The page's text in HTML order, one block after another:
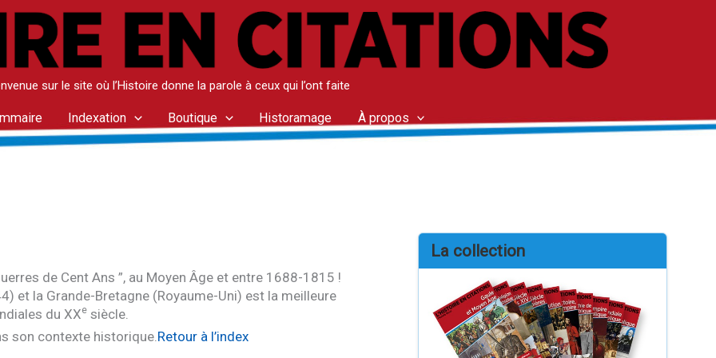
sur le site où l’Histoire donne la parole à ceux qui l’ont faite
Indexation Boutique Historamage À propos
de Cent Ans ”, au Moyen Âge et entre 1688-1815 !
et la Grande-Bretagne (Royaume-Uni) est la meilleure
du XXe siècle.
son contexte historique. Retour à l’index
La collection